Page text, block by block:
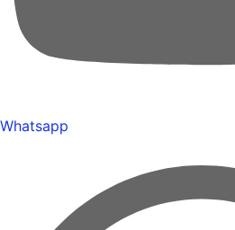
Whatsapp